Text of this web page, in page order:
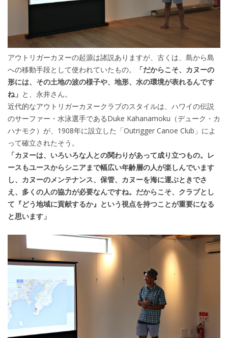
アウトリガーカヌーの起源は諸説ありますが、古くは、島から島
への移動手段として使われていたもの。
「だからこそ、カヌーの
形には、その土地の波の様子や、地形、水の環境が表れるんです
ね」 と、永井さん。
近代的なアウトリガーカヌークラブのスタイルは、ハワイの伝説
のサーファー・水泳選手であるDuke Kahanamoku（デューク・カ
ハナモク）が、1908年に設立した「Outrigger Canoe Club」によ
って確立されたそう。
「カヌーは、いろいろな人との関わりがあって成り立つもの。レ
ースもユースからシニアまで幅広い年齢層の人が楽しんでいます
し、カヌーのメンテナンス、保管、カヌーを海に運ぶときでさ
え、多くの人の協力が必要なんですね。だからこそ、クラブとし
て『どう地域に貢献するか』という視点を持つことが重要になる
と思います」